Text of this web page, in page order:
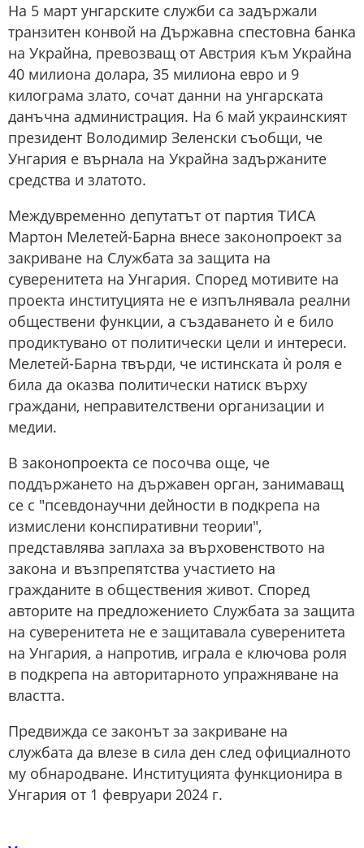
На 5 март унгарските служби са задържали
транзитен конвой на Държавна спестовна банка
на Украйна, превозващ от Австрия към Украйна
40 милиона долара, 35 милиона евро и 9
килограма злато, сочат данни на унгарската
данъчна администрация. На 6 май украинският
президент Володимир Зеленски съобщи, че
Унгария е върнала на Украйна задържаните
средства и златото.
Междувременно депутатът от партия ТИСА
Мартон Мелетей-Барна внесе законопроект за
закриване на Службата за защита на
суверенитета на Унгария. Според мотивите на
проекта институцията не е изпълнявала реални
обществени функции, а създаването ѝ е било
продиктувано от политически цели и интереси.
Мелетей-Барна твърди, че истинската ѝ роля е
била да оказва политически натиск върху
граждани, неправителствени организации и
медии.
В законопроекта се посочва още, че
поддържането на държавен орган, занимаващ
се с "псевдонаучни дейности в подкрепа на
измислени конспиративни теории",
представлява заплаха за върховенството на
закона и възпрепятства участието на
гражданите в обществения живот. Според
авторите на предложението Службата за защита
на суверенитета не е защитавала суверенитета
на Унгария, а напротив, играла е ключова роля
в подкрепа на авторитарното упражняване на
властта.
Предвижда се законът за закриване на
службата да влезе в сила ден след официалното
му обнародване. Институцията функционира в
Унгария от 1 февруари 2024 г.